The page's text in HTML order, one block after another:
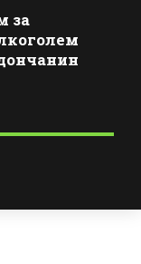
за